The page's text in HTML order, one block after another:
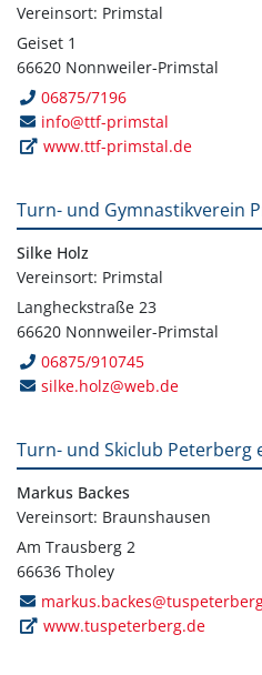
Vereinsort: Primstal
Geiset 1
66620 Nonnweiler-Primstal
06875/7196
info@ttf-primstal
www.ttf-primstal.de
Turn- und Gymnastikverein
Silke Holz
Vereinsort: Primstal
Langheckstraße 23
66620 Nonnweiler-Primstal
06875/910745
silke.holz@web.de
Turn- und Skiclub Peterberg
Markus Backes
Vereinsort: Braunshausen
Am Trausberg 2
66636 Tholey
www.tuspeterberg.de